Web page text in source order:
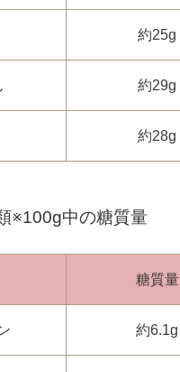
約25g
約29g
約28g
※100g中の糖質量
糖質量
約6.1g